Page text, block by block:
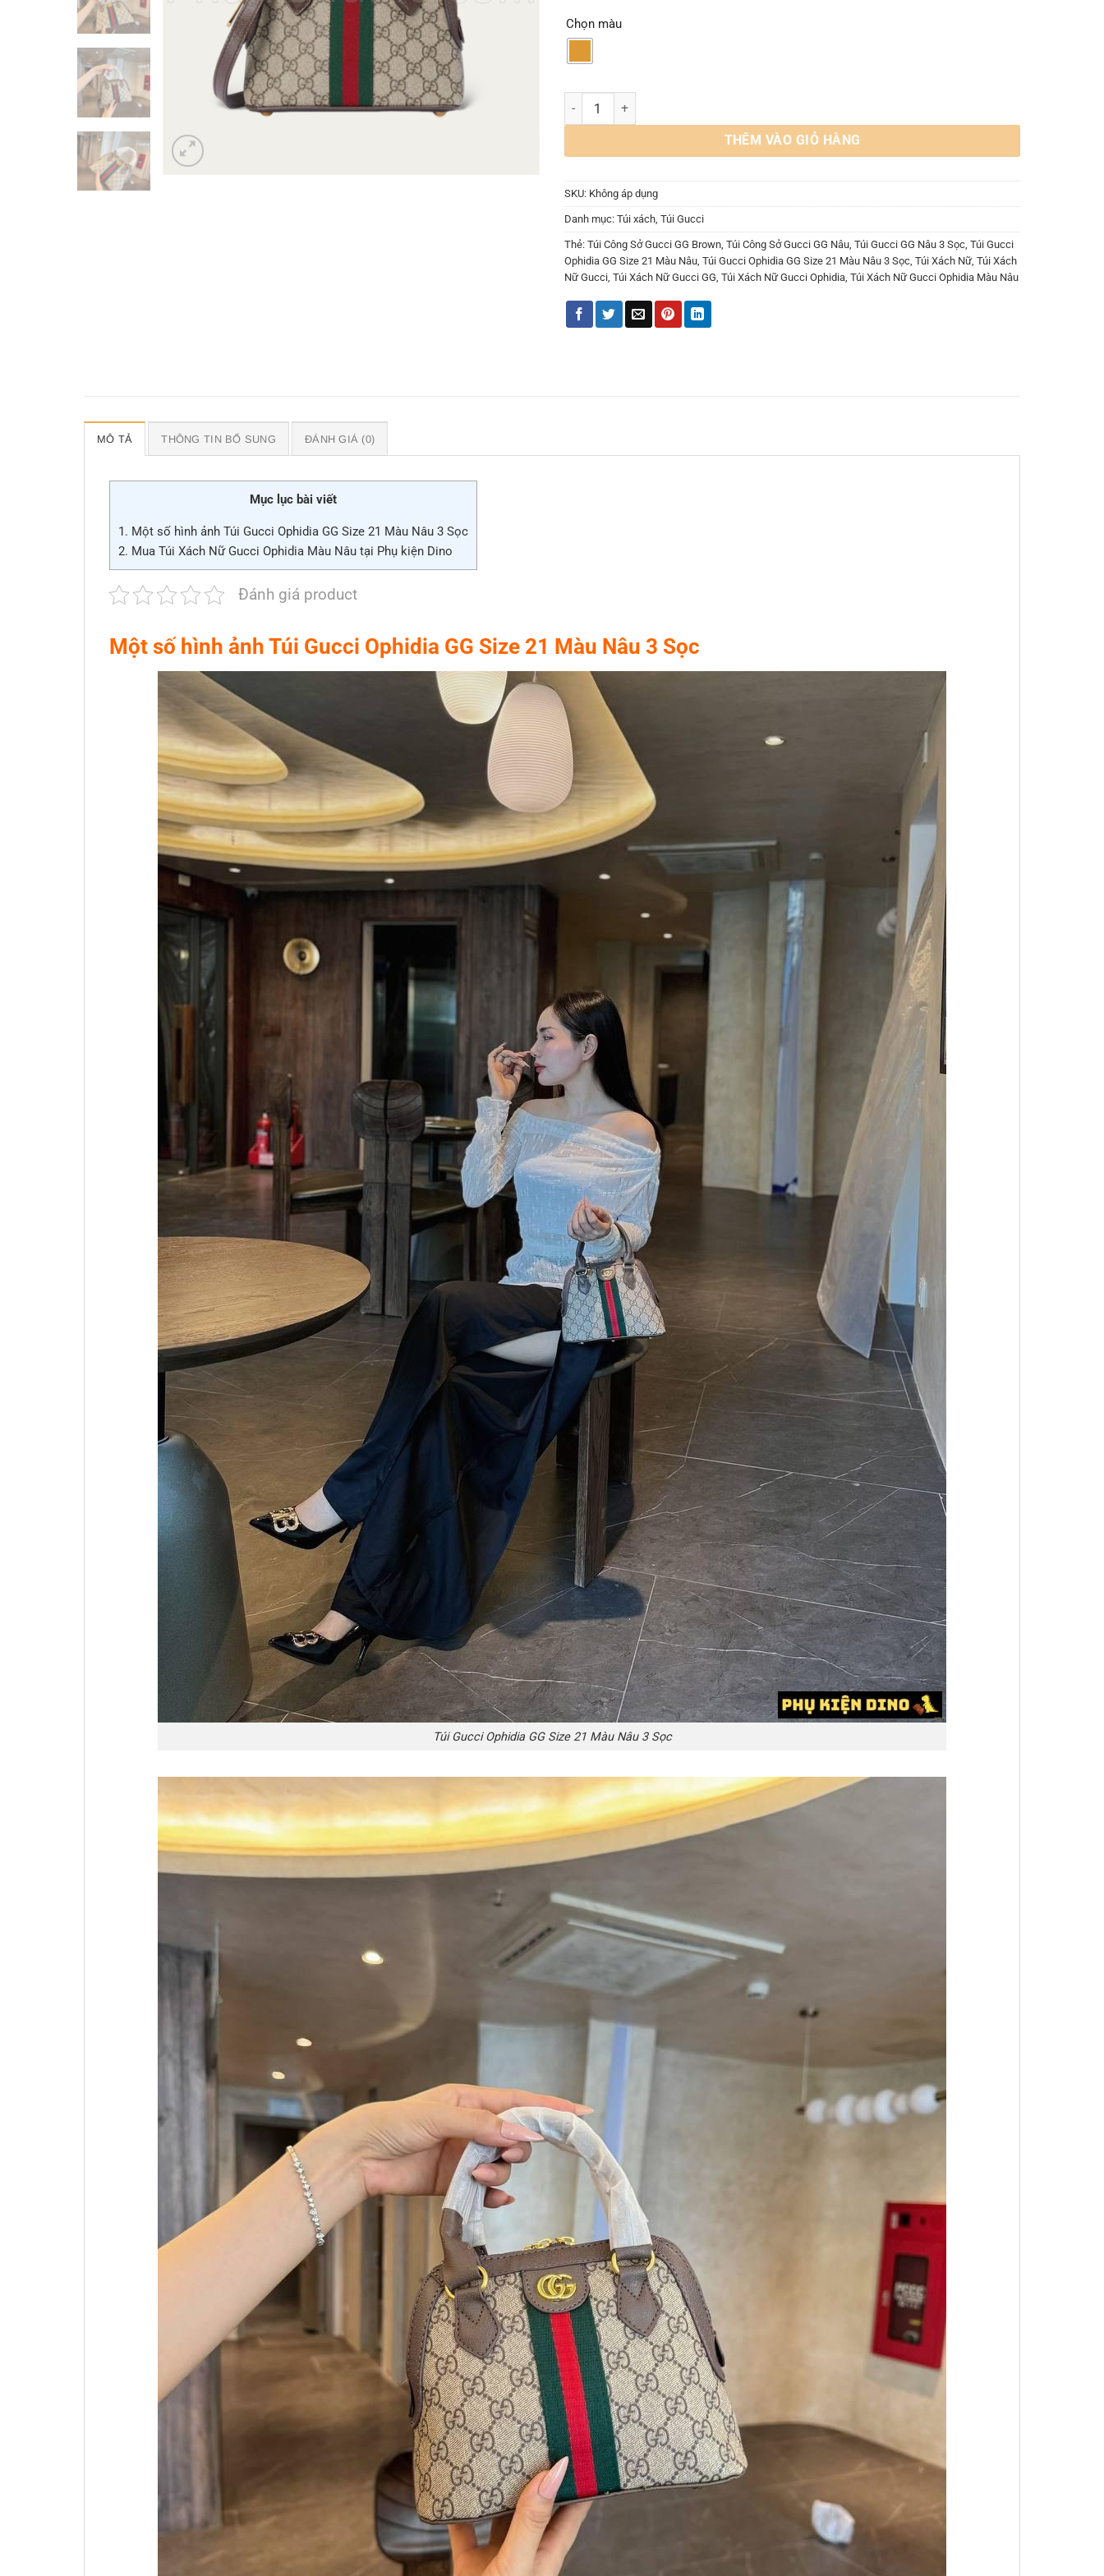
Chọn màu
Túi Gucci Ophidia GG Size 21 Màu Nâu 3 Sọc số lượng
THÊM VÀO GIỎ HÀNG
SKU: Không áp dụng
Danh mục: Túi xách Túi Gucci
Thẻ: Túi Công Sở Gucci GG Brown Túi Công Sở Gucci GG Nâu Túi Gucci GG Nâu 3 Sọc Túi Gucci
Ophidia GG Size 21 Màu Nâu Túi Gucci Ophidia GG Size 21 Màu Nâu 3 Sọc Túi Xách Nữ, Túi Xách
Nữ Gucci Túi Xách Nữ Gucci GG Túi Xách Nữ Gucci Ophidia Túi Xách Nữ Gucci Ophidia Màu Nâu
MÔ TẢ THÔNG TIN BỔ SUNG ĐÁNH GIÁ (0)
Mục lục bài viết
1. Một số hình ảnh Túi Gucci Ophidia GG Size 21 Màu Nâu 3 Sọc
2. Mua Túi Xách Nữ Gucci Ophidia Màu Nâu tại Phụ kiện Dino
Đánh giá product
Một số hình ảnh Túi Gucci Ophidia GG Size 21 Màu Nâu 3 Sọc
Túi Gucci Ophidia GG Size 21 Màu Nâu 3 Sọc